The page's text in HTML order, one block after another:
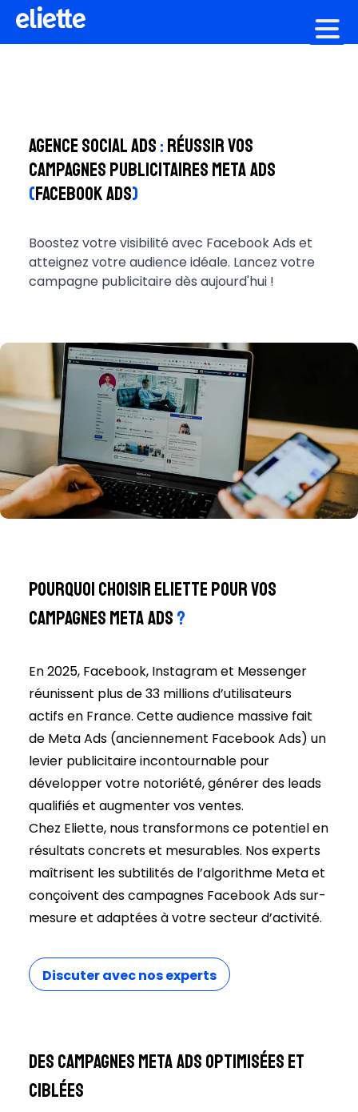
Agence Social Ads : Réussir vos
campagnes publicitaires Meta Ads
(facebook Ads)
Boostez votre visibilité avec Facebook Ads et
atteignez votre audience idéale. Lancez votre
campagne publicitaire dès aujourd'hui !
Pourquoi choisir Eliette pour vos
campagnes Meta Ads ?
En 2025, Facebook, Instagram et Messenger
réunissent plus de 33 millions d’utilisateurs
actifs en France. Cette audience massive fait
de Meta Ads (anciennement Facebook Ads) un
levier publicitaire incontournable pour
développer votre notoriété, générer des leads
qualifiés et augmenter vos ventes.
Chez Eliette, nous transformons ce potentiel en
résultats concrets et mesurables. Nos experts
maîtrisent les subtilités de l’algorithme Meta et
conçoivent des campagnes Facebook Ads sur-
mesure et adaptées à votre secteur d’activité.
Discuter avec nos experts
Des campagnes Meta Ads optimisées et
ciblées